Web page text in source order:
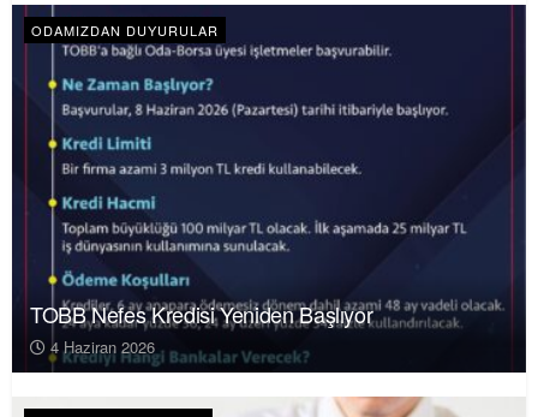
ODAMIZDAN DUYURULAR
TOBB Nefes Kredisi Yeniden Başlıyor
4 Haziran 2026